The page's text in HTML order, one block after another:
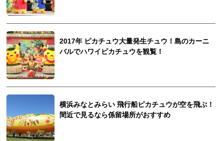
2017年 ピカチュウ大量発生チュウ！島のカーニ
バルでハワイピカチュウを観覧！
横浜みなとみらい 飛行船ピカチュウが空を飛ぶ！
間近で見るなら係留場所がおすすめ